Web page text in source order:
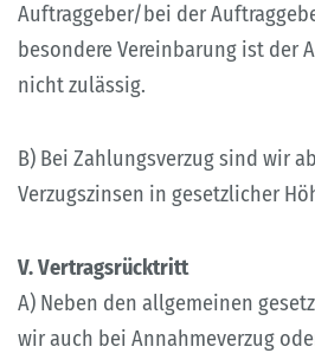
Auftraggeber/bei der
besondere Vereinbarung ist der
nicht zulässig.
B) Bei Zahlungsverzug sind wir
Verzugszinsen in gesetzlicher
V. Vertragsrücktritt
A) Neben den allgemeinen
wir auch bei Annahmeverzug